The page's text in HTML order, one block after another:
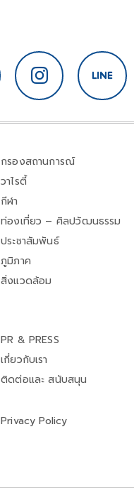
กรองสถานการณ์
วาไรตี้
กีฬา
ท่องเที่ยว – ศิลปวัฒนธรรม
ประชาสัมพันธ์
ภูมิภาค
สิ่งแวดล้อม
PR & PRESS
เกี่ยวกับเรา
ติดต่อและ สนับสนุน
Privacy Policy